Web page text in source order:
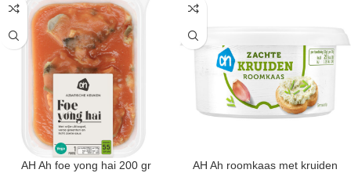
AH Ah foe yong hai 200 gr AH Ah roomkaas met kruiden